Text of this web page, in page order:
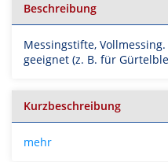
Beschreibung
Messingstifte,
geeignet (z. B. für
Kurzbeschreibung
mehr